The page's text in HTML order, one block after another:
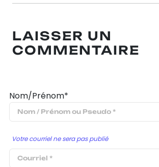
LAISSER UN
COMMENTAIRE
Nom/Prénom*
Votre courriel ne sera pas publié